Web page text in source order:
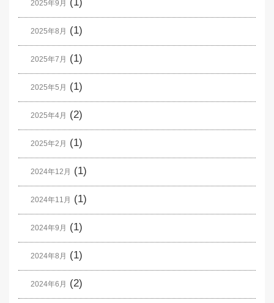
2025年9月
2025年8月 (1)
2025年7月 (1)
2025年5月 (1)
2025年4月 (2)
2025年2月 (1)
2024年12月 (1)
2024年11月 (1)
2024年9月 (1)
2024年8月 (1)
2024年6月 (2)